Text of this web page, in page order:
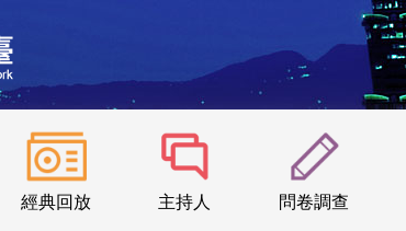
經典回放 主持人 問卷調查